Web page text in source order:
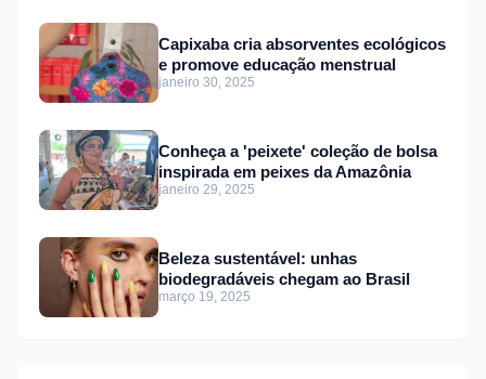
Capixaba cria absorventes ecológicos
e promove educação menstrual
janeiro 30, 2025
Conheça a 'peixete' coleção de bolsa
inspirada em peixes da Amazônia
janeiro 29, 2025
Beleza sustentável: unhas
biodegradáveis chegam ao Brasil
março 19, 2025